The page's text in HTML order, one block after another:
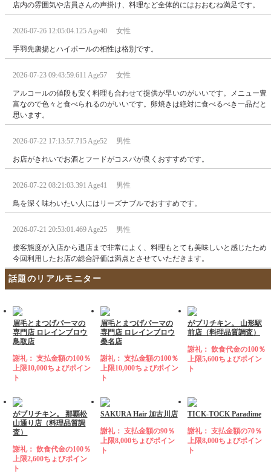
店内の雰囲気や店員さんの声掛け、料理など全体的にはおおむね満足です。
2026-07-26 12:05:04.125 Age40 女性
手羽先唐揚とハイボールの相性は格別です。
2026-07-23 09:43:59.611 Age57 女性
アルコールの値段も安く料理も合わせて提供が早いのがいいです。メニュー豊
富なので色々と食べられるのがいいです。卵焼きは絶対に食べるべき一品だと
思います。
2026-07-22 17:13:57.715 Age52 男性
お店がきれいでお酒とフードがコスパが良くおすすめです。
2026-07-22 08:21:03.391 Age41 男性
鳥を深く味わいたい人にはリーズナブルでおすすめです。
2026-07-21 20:53:01.469 Age25 男性
接客態度が入店から退店まで非常によく、料理もとても美味しいと感じたため
今回利用したお店の総合評価は満点とさせていただきます。
話題のリアルモニター
眉毛とまつげパーマの
専門店 ロレインブロウ
鳥取店
謝礼： 支払金額の100％
上限10,000ちょびポイン
ト
眉毛とまつげパーマの
専門店 ロレインブロウ
桑名店
謝礼： 支払金額の100％
上限10,000ちょびポイン
ト
がブリチキン。 山形駅
前店（料理品質調査）
謝礼： 飲食代金の100％
上限5,600ちょびポイン
ト
がブリチキン。 那覇松
山通り店（料理品質調
査）
謝礼： 飲食代金の100％
上限2,600ちょびポイン
ト
SAKURA Hair 加古川店
謝礼： 支払金額の90％
上限8,000ちょびポイン
ト
TICK-TOCK Paradime
謝礼： 支払金額の70％
上限8,000ちょびポイン
ト